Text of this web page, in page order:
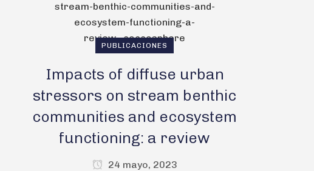
PUBLICACIONES
Impacts of diffuse urban
stressors on stream benthic
communities and ecosystem
functioning: a review
24 mayo, 2023